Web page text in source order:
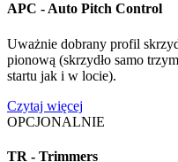
APC - Auto Pitch Control
Uważnie dobrany profil
pionową (skrzydło samo
startu jak i w locie).
Czytaj więcej
OPCJONALNIE
TR - Trimmers